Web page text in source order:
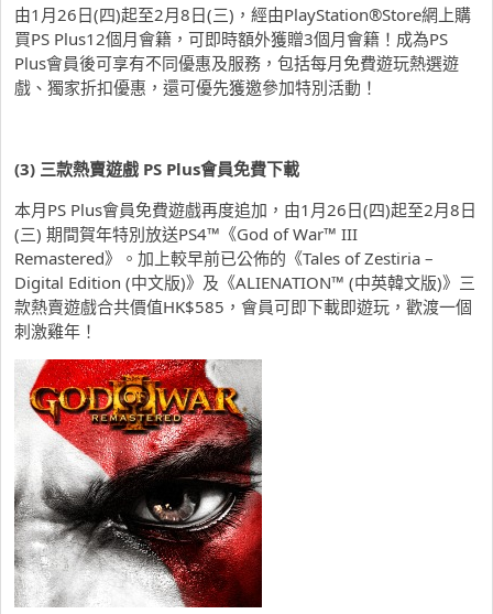
由1月26日(四)起至2月8日(三)，經由PlayStation®Store網上購
買PS Plus12個月會籍，可即時額外獲贈3個月會籍！成為PS
Plus會員後可享有不同優惠及服務，包括每月免費遊玩熱選遊
戲、獨家折扣優惠，還可優先獲邀參加特別活動！
(3) 三款熱賣遊戲 PS Plus會員免費下載
本月PS Plus會員免費遊戲再度追加，由1月26日(四)起至2月8日
(三) 期間賀年特別放送PS4™《God of War™ III
Remastered》。加上較早前已公佈的《Tales of Zestiria –
Digital Edition (中文版)》及《ALIENATION™ (中英韓文版)》三
款熱賣遊戲合共價值HK$585，會員可即下載即遊玩，歡渡一個
刺激雞年！